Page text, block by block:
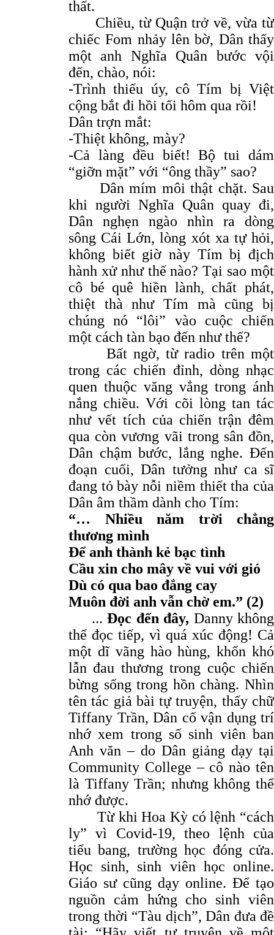
thất.
Chiều, từ Quận trở về, vừa từ
chiếc Fom nhảy lên bờ, Dân thấy
một anh Nghĩa Quân bước vội
đến, chào, nói:
-Trình thiếu úy, cô Tím bị Việt
cộng bắt đi hồi tối hôm qua rồi!
Dân trợn mắt:
-Thiệt không, mày?
-Cả làng đều biết! Bộ tui dám
“giỡn mặt” với “ông thầy” sao?
Dân mím môi thật chặt. Sau
khi người Nghĩa Quân quay đi,
Dân nghẹn ngào nhìn ra dòng
sông Cái Lớn, lòng xót xa tự hỏi,
không biết giờ này Tím bị địch
hành xử như thế nào? Tại sao một
cô bé quê hiền lành, chất phát,
thiệt thà như Tím mà cũng bị
chúng nó “lôi” vào cuộc chiến
một cách tàn bạo đến như thế?
Bất ngờ, từ radio trên một
trong các chiến đỉnh, dòng nhạc
quen thuộc văng vẳng trong ánh
nắng chiều. Với cõi lòng tan tác
như vết tích của chiến trận đêm
qua còn vương vãi trong sân đồn,
Dân chậm bước, lắng nghe. Đến
đoạn cuối, Dân tưởng như ca sĩ
đang tỏ bày nỗi niềm thiết tha của
Dân âm thầm dành cho Tím:
“… Nhiều năm trời chẳng
thương mình
Để anh thành kẻ bạc tình
Cầu xin cho mây về vui với gió
Dù có qua bao đắng cay
Muôn đời anh vẫn chờ em.” (2)
... Đọc đến đây, Danny không
thể đọc tiếp, vì quá xúc động! Cả
một dĩ vãng hào hùng, khốn khó
lẫn đau thương trong cuộc chiến
bừng sống trong hồn chàng. Nhìn
tên tác giả bài tự truyện, thấy chữ
Tiffany Trần, Dân cố vận dụng trí
nhớ xem trong số sinh viên ban
Anh văn – do Dân giảng dạy tại
Community College – cô nào tên
là Tiffany Trần; nhưng không thể
nhớ được.
Từ khi Hoa Kỳ có lệnh “cách
ly” vì Covid-19, theo lệnh của
tiểu bang, trường học đóng cửa.
Học sinh, sinh viên học online.
Giáo sư cũng dạy online. Để tạo
nguồn cảm hứng cho sinh viên
trong thời “Tàu dịch”, Dân đưa đề